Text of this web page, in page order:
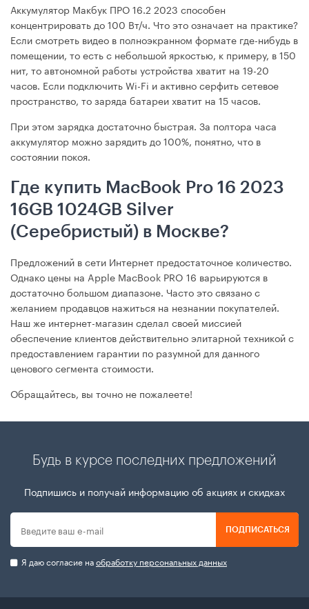
Аккумулятор Макбук ПРО 16.2 2023 способен
концентрировать до 100 Вт/ч. Что это означает на практике?
Если смотреть видео в полноэкранном формате где-нибудь в
помещении, то есть с небольшой яркостью, к примеру, в 150
нит, то автономной работы устройства хватит на 19-20
часов. Если подключить Wi-Fi и активно серфить сетевое
пространство, то заряда батареи хватит на 15 часов.
При этом зарядка достаточно быстрая. За полтора часа
аккумулятор можно зарядить до 100%, понятно, что в
состоянии покоя.
Где купить MacBook Pro 16 2023
16GB 1024GB Silver
(Серебристый) в Москве?
Предложений в сети Интернет предостаточное количество.
Однако цены на Apple MacBook PRO 16 варьируются в
достаточно большом диапазоне. Часто это связано с
желанием продавцов нажиться на незнании покупателей.
Наш же интернет-магазин сделал своей миссией
обеспечение клиентов действительно элитарной техникой с
предоставлением гарантии по разумной для данного
ценового сегмента стоимости.
Обращайтесь, вы точно не пожалеете!
Будь в курсе последних предложений
Подпишись и получай информацию об акциях и скидках
ПОДПИСАТЬСЯ
Я даю согласие наобработку персональных данных